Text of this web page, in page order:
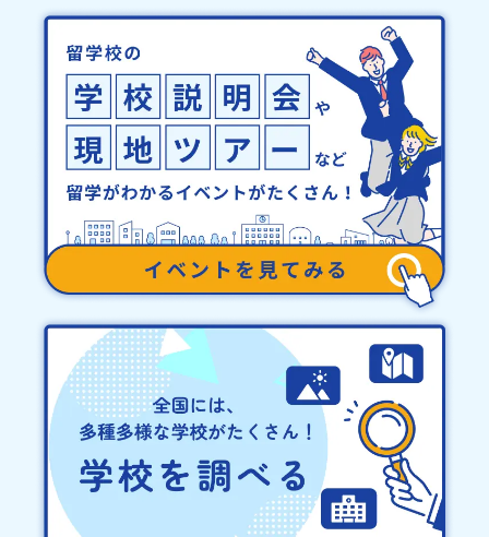
ご登録ください♪地域みらい留学公式LINE
務局までご連絡ください。・キャンセルポリシーやむを得ない参加
お取り消しの場合、以下のルールに沿って対応させていただきま
す。ご了承ください。プログラム開催日の前日＜8月3日＞から、
【キャンセルのご連絡日：お支払いいただく旅行代金】・21日目に
あたる日以前：無料・20日目-8日目：20％・7日目-2日目：30％・
プログラム開始日の前日：40％・プログラム開始日当日：50％・ご
連絡無しでの不参加またはプログラム開始後の解除：100％・催行中
止について天候などの状況等によって開催を見合わせる可能性があ
ります。その場合は原則、開催日1週間前までにご連絡いたします。
又、最少催行人数に達しなかった場合は、開催日3週間前までに催行
中止の旨をメールにてご連絡いたします。・よくあるご質問その
他、よくあるご質問についてはこちらをご確認ください。運営団体
について＜プログラム主催：一般財団法人地域・教育魅力化プラッ
トフォーム＞「意志ある若者にあふれる持続可能な地域・社会をつ
くる」というビジョンを掲げ、2017年3月に島根県に設立した教育
事業団体です。日本全国約200の高校と連携しながら、中学卒業後に
地域の枠を越えて生徒一人ひとりの夢や価値観に合った地域・学校
で1〜3年間過ごすことができるシステム「地域みらい留学」をはじ
めとした、教育事業や地域活性モデルをつくり続けています。名
称：一般財団法人地域・教育魅力化プラットフォーム設 立：2017
年3月代表者：岩本 悠所在地：〒690-0842 島根県松江市東本町二
丁目25-6 みらいBASE2階 その他所在地公式HP：http://c-
platform.or.jp/お問い合わせ先担当：小川・小原E-mail：
info@miratabi.jp「おためし地域留学体験」のプログラム開催情報
を公式LINEにて配信中！ぜひご登録ください♪地域みらい留学公式